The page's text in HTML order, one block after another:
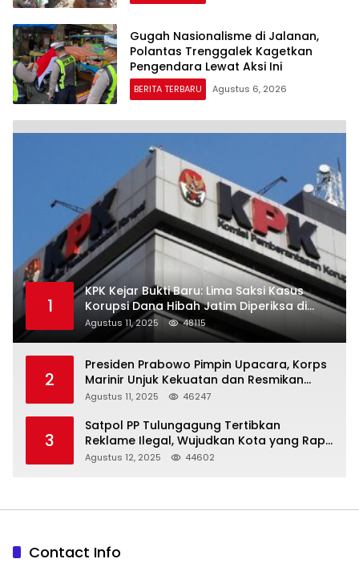
Gugah Nasionalisme di Jalanan,
Polantas Trenggalek Kagetkan
Pengendara Lewat Aksi Ini
BERITA TERBARU Agustus 6, 2026
1
KPK Kejar Bukti Baru: Lima Saksi Kasus
Korupsi Dana Hibah Jatim Diperiksa di
Trenggalek
Agustus 11, 2025 48115
2
Presiden Prabowo Pimpin Upacara, Korps
Marinir Unjuk Kekuatan dan Resmikan
Struktur Baru
Agustus 11, 2025 46247
3
Satpol PP Tulungagung Tertibkan
Reklame Ilegal, Wujudkan Kota yang Rapi
dan Indah
Agustus 12, 2025 44602
Contact Info